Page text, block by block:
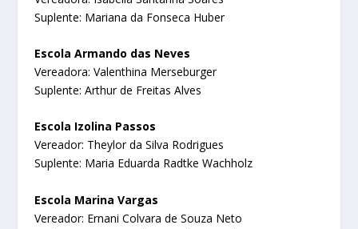
Suplente: Mariana da Fonseca Huber
Escola Armando das Neves
Vereadora: Valenthina Merseburger
Suplente: Arthur de Freitas Alves
Escola Izolina Passos
Vereador: Theylor da Silva Rodrigues
Suplente: Maria Eduarda Radtke Wachholz
Escola Marina Vargas
Vereador: Ernani Colvara de Souza Neto